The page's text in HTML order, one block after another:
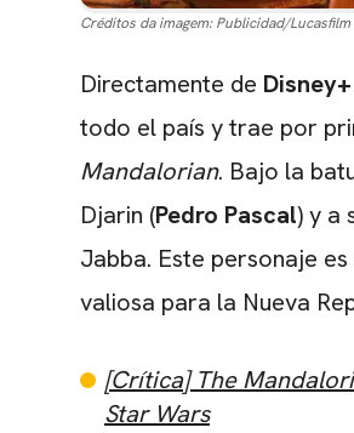
Créditos da imagem: Publicidad/Lucasfilm
Directamente de Disney+
todo el país y trae por
Mandalorian. Bajo la
Djarin (Pedro Pascal) y a
Jabba. Este personaje
valiosa para la Nueva
[Crítica] The
Star Wars